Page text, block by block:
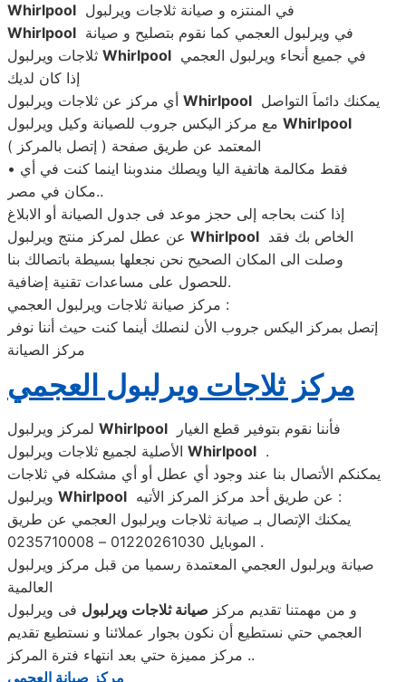
Whirlpool في المنتزه و صيانة ثلاجات ويرلبول
Whirlpool
Whirlpool في جميع أنحاء ويرلبول العجمي
إذا كان لديك
Whirlpool
Whirlpool
المعتمد عن طريق صفحة ( إتصل بالمركز )
• فقط مكالمة هاتفية اليا ويصلك مندوبنا اينما كنت في أي
مكان في مصر..
إذا كنت بحاجه إلى حجز موعد فى جدول الصيانة أو الابلاغ
Whirlpool
وصلت الى المكان الصحيح نحن نجعلها بسيطة باتصالك بنا
للحصول على مساعدات تقنية إضافية.
مركز صيانة ثلاجات ويرلبول العجمي :
إتصل بمركز اليكس جروب الأن لنصلك أينما كنت حيث أننا نوفر
مركز الصيانة
مركز ثلاجات ويرلبول العجمي
Whirlpool
Whirlpool .
يمكنكم الأتصال بنا عند وجود أي عطل أو أي مشكله في ثلاجات
Whirlpool
عن طريق أحد مركز المركز الأتيه :
يمكنك الإتصال بـ صيانة ثلاجات ويرلبول العجمي عن طريق
الموبايل 01220261030 – 0235710008 .
صيانة ويرلبول العجمي المعتمدة رسميا من قبل مركز ويرلبول
العالمية
و من مهمتنا تقديم مركز صيانة ثلاجات ويرلبول فى ويرلبول
العجمي حتي نستطيع أن نكون بجوار عملائنا و نستطيع تقديم
مركز مميزة حتي بعد انتهاء فترة المركز ..
مركز صيانة العجمي